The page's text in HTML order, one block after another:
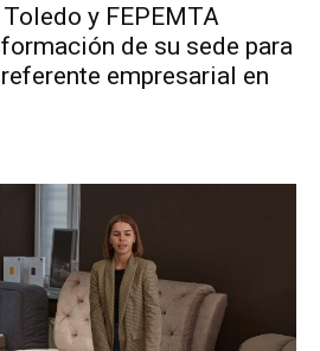
y FEPEMTA
de su sede para
empresarial en